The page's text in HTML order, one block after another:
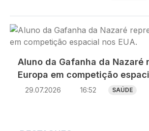
Imagem
Aluno da Gafanha da Nazaré
Europa em competição
29.07.2026 16:52 SAÚDE